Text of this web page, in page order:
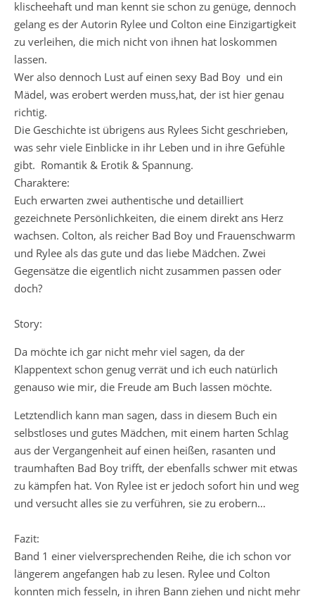
klischeehaft und man kennt sie schon zu genüge, dennoch
gelang es der Autorin Rylee und Colton eine Einzigartigkeit
zu verleihen, die mich nicht von ihnen hat loskommen
lassen.
Wer also dennoch Lust auf einen sexy Bad Boy und ein
Mädel, was erobert werden muss,hat, der ist hier genau
richtig.
Die Geschichte ist übrigens aus Rylees Sicht geschrieben,
was sehr viele Einblicke in ihr Leben und in ihre Gefühle
gibt. Romantik & Erotik & Spannung.
Charaktere:
Euch erwarten zwei authentische und detailliert
gezeichnete Persönlichkeiten, die einem direkt ans Herz
wachsen. Colton, als reicher Bad Boy und Frauenschwarm
und Rylee als das gute und das liebe Mädchen. Zwei
Gegensätze die eigentlich nicht zusammen passen oder
doch?
Story:
Da möchte ich gar nicht mehr viel sagen, da der
Klappentext schon genug verrät und ich euch natürlich
genauso wie mir, die Freude am Buch lassen möchte.
Letztendlich kann man sagen, dass in diesem Buch ein
selbstloses und gutes Mädchen, mit einem harten Schlag
aus der Vergangenheit auf einen heißen, rasanten und
traumhaften Bad Boy trifft, der ebenfalls schwer mit etwas
zu kämpfen hat. Von Rylee ist er jedoch sofort hin und weg
und versucht alles sie zu verführen, sie zu erobern…
Fazit:
Band 1 einer vielversprechenden Reihe, die ich schon vor
längerem angefangen hab zu lesen. Rylee und Colton
konnten mich fesseln, in ihren Bann ziehen und nicht mehr